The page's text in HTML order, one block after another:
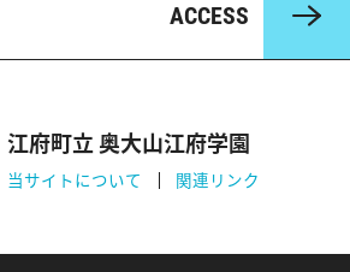
ACCESS
江府町立 奥大山江府学園
当サイトについて 関連リンク